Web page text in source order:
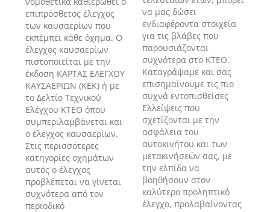
επιπρόσθετος έλεγχος
των καυσαερίων που
εκπέμπει κάθε όχημα. Ο
έλεγχος καυσαερίων
πιστοποιείται με την
έκδοση ΚΑΡΤΑΣ ΕΛΕΓΧΟΥ
ΚΑΥΣΑΕΡΙΩΝ (ΚΕΚ) ή με
το Δελτίο Τεχνικού
Ελέγχου ΚΤΕΟ όπου
συμπεριλαμβάνεται και
ο έλεγχος καυσαερίων.
Στις περισσότερες
κατηγορίες οχημάτων
αυτός ο έλεγχος
προβλέπεται να γίνεται
συχνότερα από τον
περιοδικό
να μας δώσει
ενδιαφέροντα στοιχεία
για τις βλάβες που
παρουσιάζονται
συχνότερα στο ΚΤΕΟ.
Καταγράψαμε και σας
επισημαίνουμε τις πιο
συχνά εντοπισθείσες
Ελλείψεις που
σχετίζονται με την
ασφάλεια του
αυτοκινήτου και των
μετακινήσεών σας, με
την ελπίδα να
βοηθήσουν στον
καλύτερο προληπτικό
έλεγχο, προλαβαίνοντας